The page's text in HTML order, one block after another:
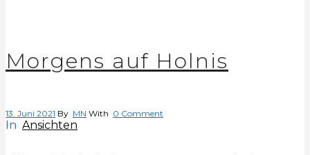
Morgens auf Holnis
13. Juni 2021 By MN With 0 Comment
In Ansichten